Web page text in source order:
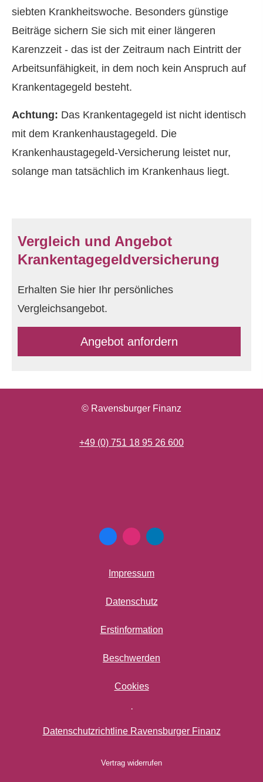
siebten Krankheitswoche. Besonders günstige
Beiträge sichern Sie sich mit einer längeren
Karenzzeit - das ist der Zeitraum nach Eintritt der
Arbeitsunfähigkeit, in dem noch kein Anspruch auf
Krankentagegeld besteht.
Achtung: Das Krankentagegeld ist nicht identisch
mit dem Krankenhaustagegeld. Die
Krankenhaustagegeld-Versicherung leistet nur,
solange man tatsächlich im Krankenhaus liegt.
Vergleich und Angebot
Krankentagegeldversicherung
Erhalten Sie hier Ihr persönliches
Vergleichsangebot.
An­ge­bot an­for­dern
© Ravensburger Finanz
+49 (0) 751 18 95 26 600
Impressum
Datenschutz
Erstinformation
Beschwerden
Cookies
·
Datenschutzrichtline Ravensburger Finanz
Vertrag widerrufen